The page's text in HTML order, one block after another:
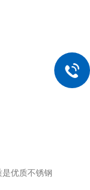
优质不锈钢